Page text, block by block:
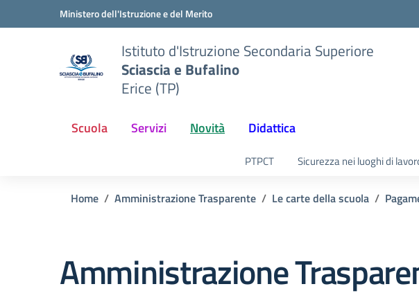
Vai ai contenuti
Vai al menu di navigazioneMinistero dell'Istruzione e del Merito
Istituto d'Istruzione Secondaria Superiore
Sciascia e Bufalino
Erice (TP)
Scuola Servizi Novità Didattica
PTPCT Sicurezza nei luoghi di
Home Amministrazione Trasparente Le carte della scuola
Amministrazione